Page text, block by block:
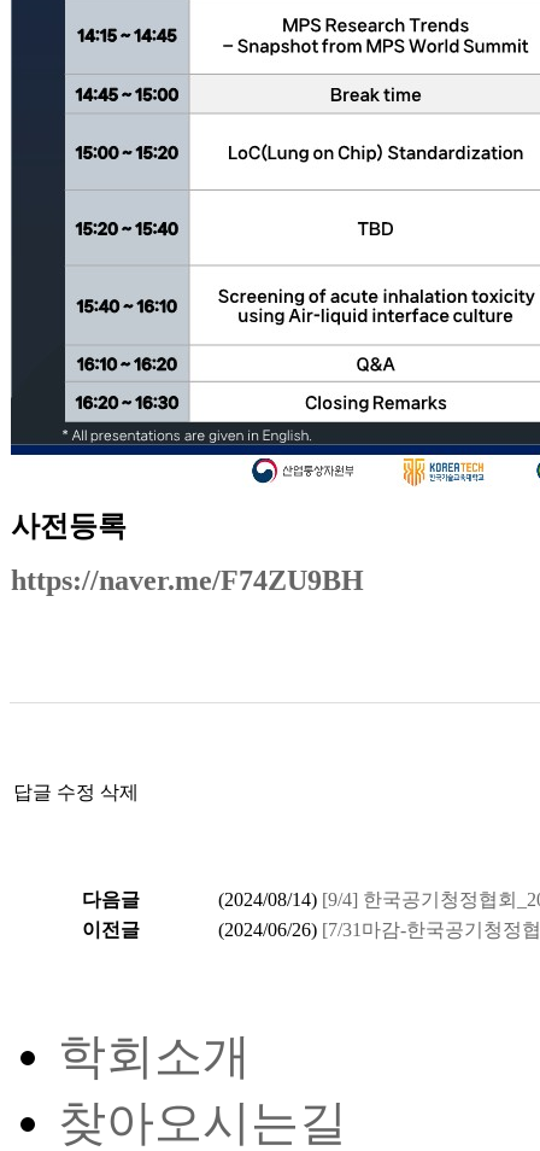
사전등록
https://naver.me/F74ZU9BH
답글 수정 삭제
다음글 (2024/08/14) [9/4] 한국공기청정협회
이전글
(2024/06/26) [7/31마감-한국공기청정
학회소개
찾아오시는길